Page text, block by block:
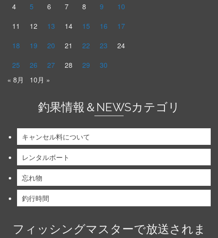
4
5 6 7 8 9
10
11
12 13 14 15 16
17
18
19 20 21 22 23
24
25
26 27 28 29
30
« 8月
10月 »
釣果情報＆NEWSカテゴリ
キャンセル料について
レンタルボート
忘れ物
釣行時間
フィッシングマスターで放送されま